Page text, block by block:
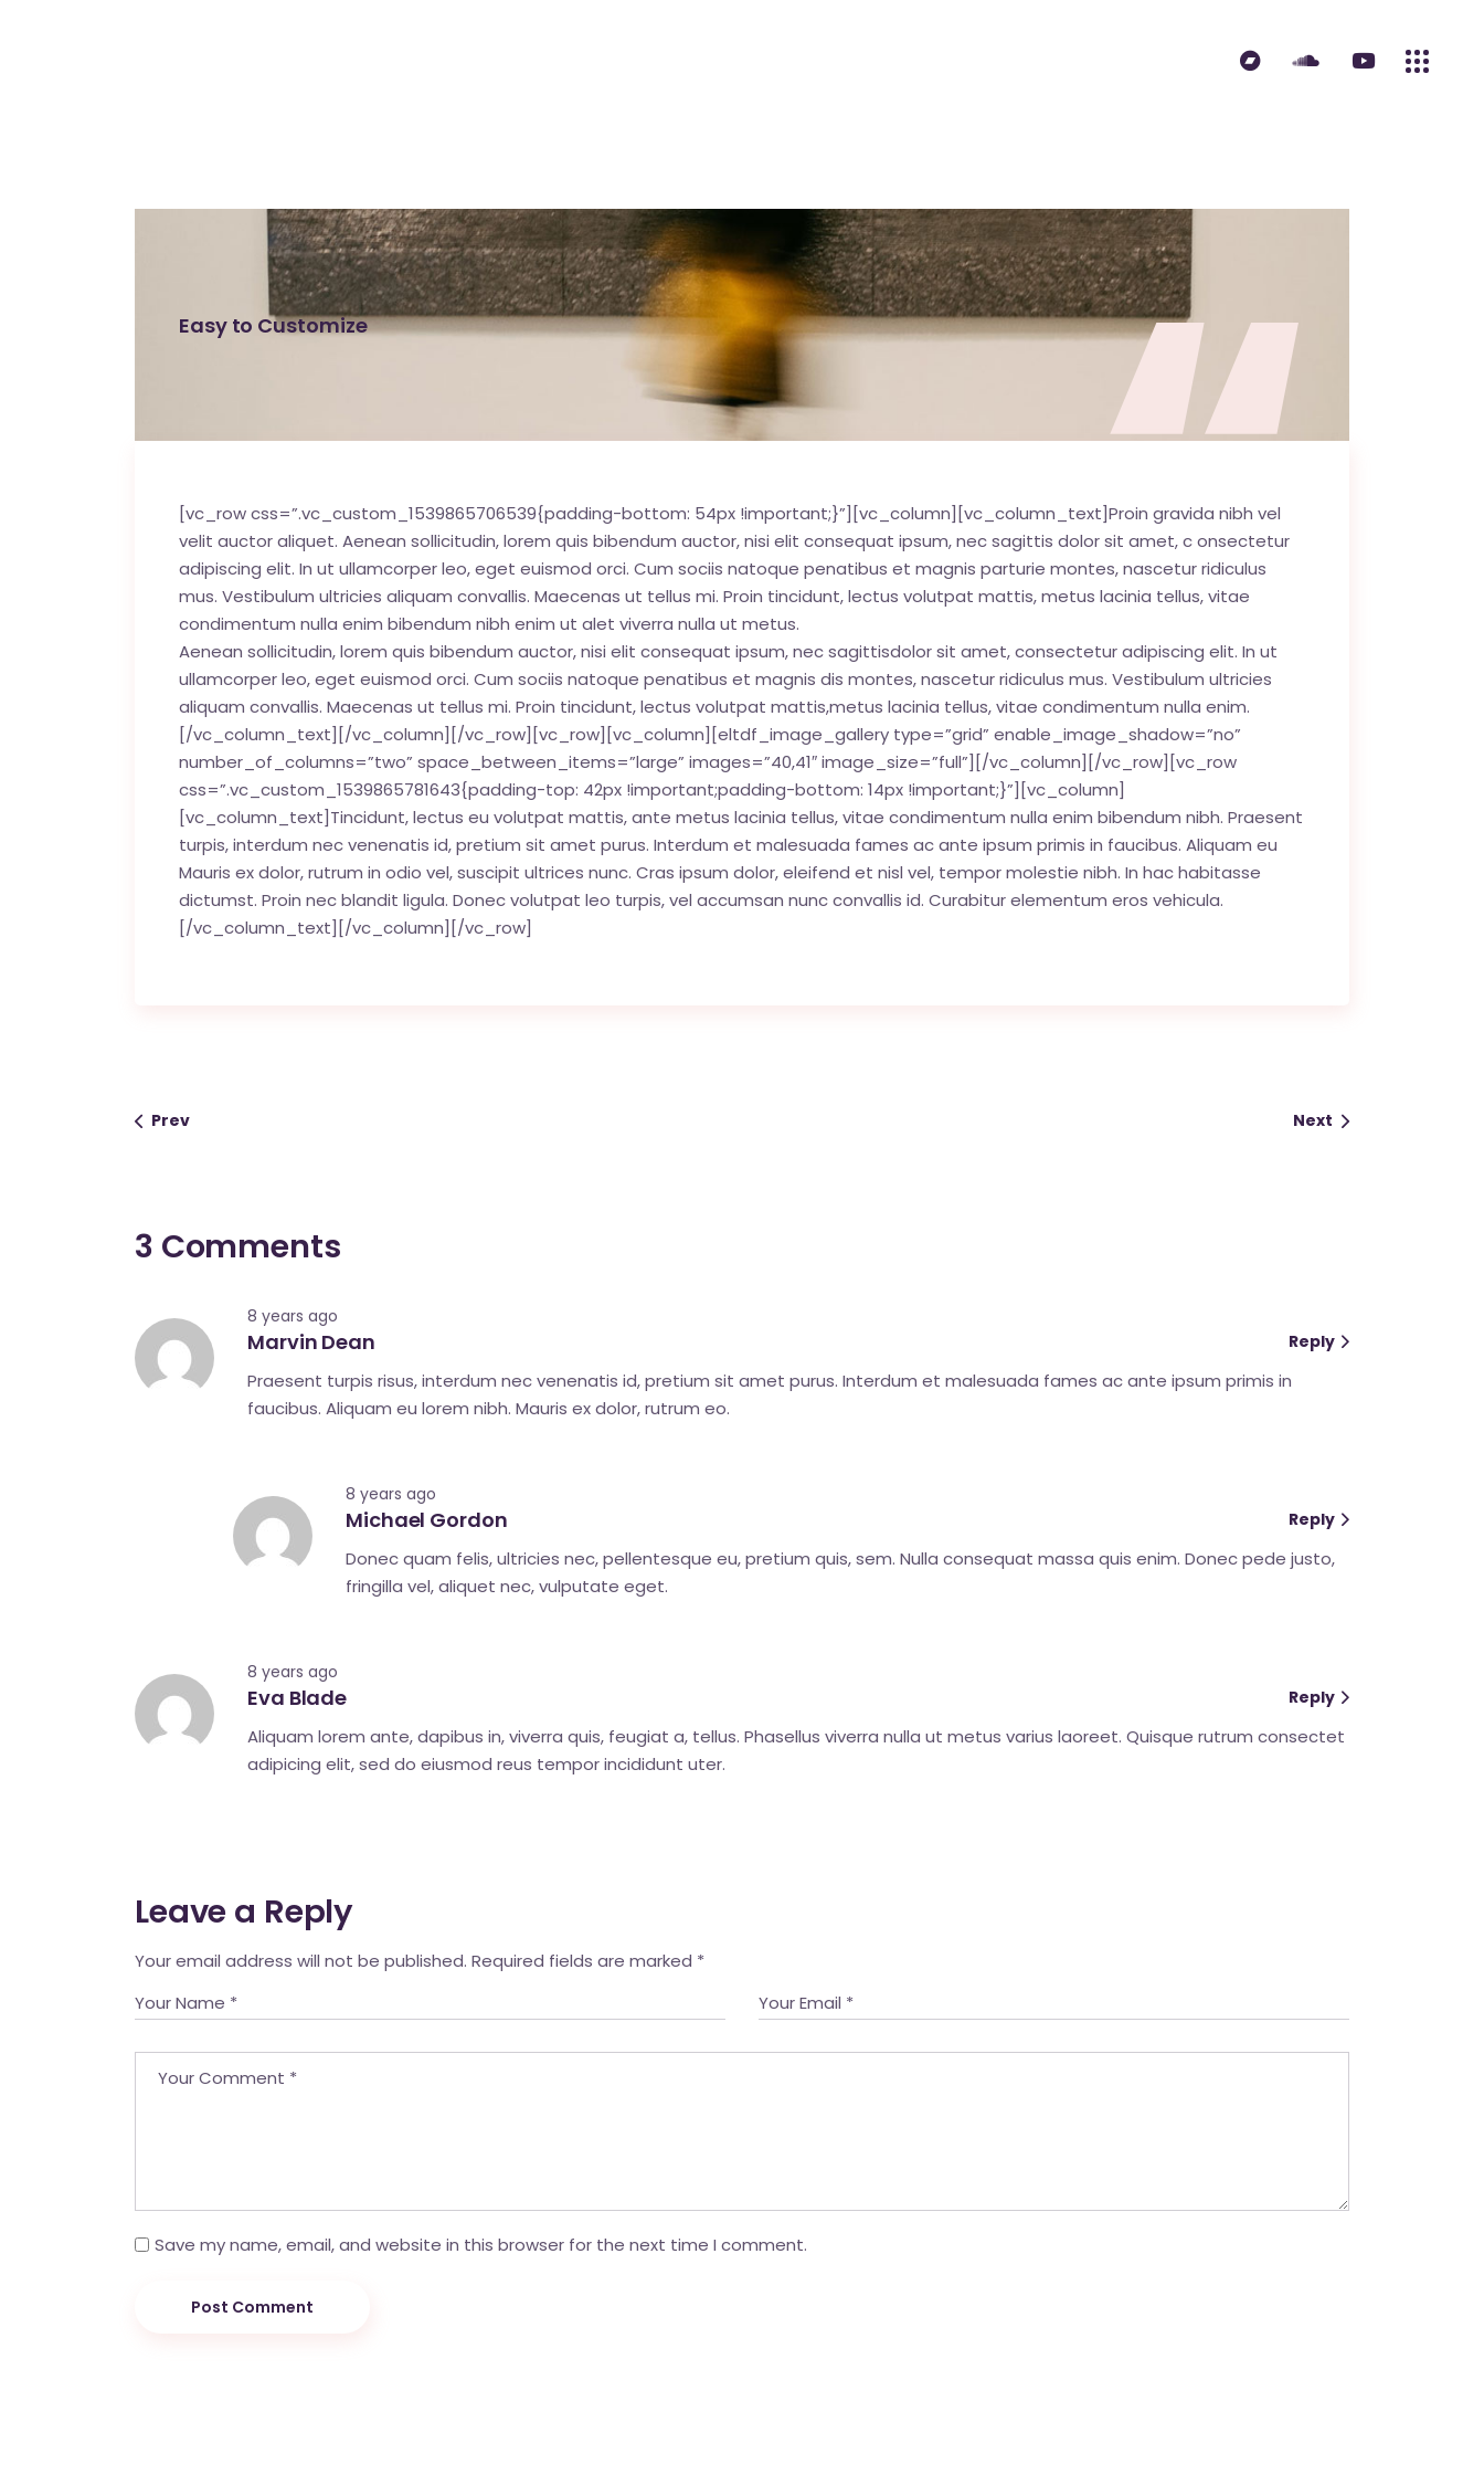
Easy to Customize
[vc_row css=”.vc_custom_1539865706539{padding-bottom: 54px !important;}”][vc_column][vc_column_text]Proin gravida nibh vel
velit auctor aliquet. Aenean sollicitudin, lorem quis bibendum auctor, nisi elit consequat ipsum, nec sagittis dolor sit amet, c onsectetur
adipiscing elit. In ut ullamcorper leo, eget euismod orci. Cum sociis natoque penatibus et magnis parturie montes, nascetur ridiculus
mus. Vestibulum ultricies aliquam convallis. Maecenas ut tellus mi. Proin tincidunt, lectus volutpat mattis, metus lacinia tellus, vitae
condimentum nulla enim bibendum nibh enim ut alet viverra nulla ut metus.
Aenean sollicitudin, lorem quis bibendum auctor, nisi elit consequat ipsum, nec sagittisdolor sit amet, consectetur adipiscing elit. In ut
ullamcorper leo, eget euismod orci. Cum sociis natoque penatibus et magnis dis montes, nascetur ridiculus mus. Vestibulum ultricies
aliquam convallis. Maecenas ut tellus mi. Proin tincidunt, lectus volutpat mattis,metus lacinia tellus, vitae condimentum nulla enim.
[/vc_column_text][/vc_column][/vc_row][vc_row][vc_column][eltdf_image_gallery type=”grid” enable_image_shadow=”no”
number_of_columns=”two” space_between_items=”large” images=”40,41″ image_size=”full”][/vc_column][/vc_row][vc_row
css=”.vc_custom_1539865781643{padding-top: 42px !important;padding-bottom: 14px !important;}”][vc_column]
[vc_column_text]Tincidunt, lectus eu volutpat mattis, ante metus lacinia tellus, vitae condimentum nulla enim bibendum nibh. Praesent
turpis, interdum nec venenatis id, pretium sit amet purus. Interdum et malesuada fames ac ante ipsum primis in faucibus. Aliquam eu
Mauris ex dolor, rutrum in odio vel, suscipit ultrices nunc. Cras ipsum dolor, eleifend et nisl vel, tempor molestie nibh. In hac habitasse
dictumst. Proin nec blandit ligula. Donec volutpat leo turpis, vel accumsan nunc convallis id. Curabitur elementum eros vehicula.
[/vc_column_text][/vc_column][/vc_row]
Prev Next
3 Comments
8 years ago
Marvin Dean Reply
Praesent turpis risus, interdum nec venenatis id, pretium sit amet purus. Interdum et malesuada fames ac ante ipsum primis in
faucibus. Aliquam eu lorem nibh. Mauris ex dolor, rutrum eo.
8 years ago
Michael Gordon Reply
Donec quam felis, ultricies nec, pellentesque eu, pretium quis, sem. Nulla consequat massa quis enim. Donec pede justo,
fringilla vel, aliquet nec, vulputate eget.
8 years ago
Eva Blade Reply
Aliquam lorem ante, dapibus in, viverra quis, feugiat a, tellus. Phasellus viverra nulla ut metus varius laoreet. Quisque rutrum consectet
adipicing elit, sed do eiusmod reus tempor incididunt uter.
Leave a Reply
Your email address will not be published. Required fields are marked *
Save my name, email, and website in this browser for the next time I comment.
Post Comment